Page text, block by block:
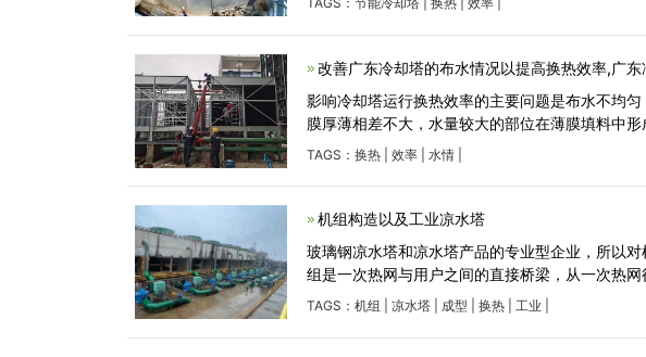
改善广东冷却塔的布水情况以提高换热效率,广
影响冷却塔运行换热效率的主要问题是布水不均
膜厚薄相差不大，水量较大的部位在薄膜填料中
TAGS： 换热 效率 水情
机组构造以及工业凉水塔
玻璃钢凉水塔和凉水塔产品的专业型企业，所以
组是一次热网与用户之间的直接桥梁，从一次热
TAGS： 机组 凉水塔 成型 换热 工业